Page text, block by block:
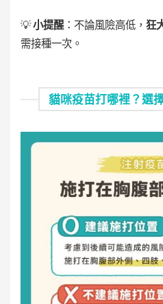
💡小提醒 ：不論風險高低， 狂
需接種一次。
貓咪疫苗打哪裡？選